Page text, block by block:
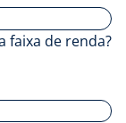
faixa de renda?